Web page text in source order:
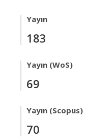
Yayın
183
Yayın (WoS)
69
Yayın (Scopus)
70